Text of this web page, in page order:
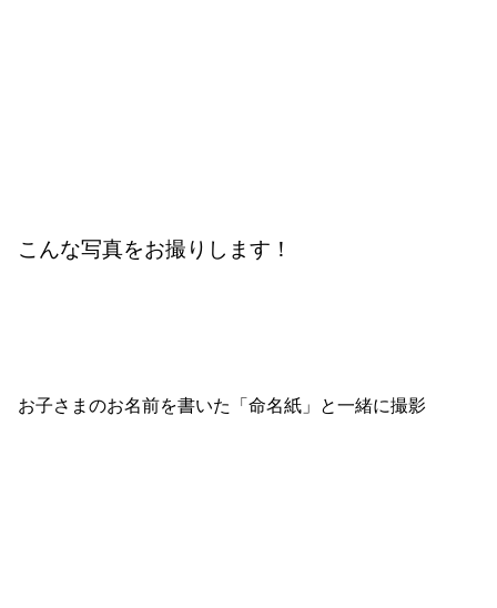
こんな写真をお撮りします！
お子さまのお名前を書いた「命名紙」と一緒に撮影